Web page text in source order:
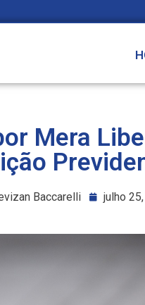
Mera
Baccarelli julho